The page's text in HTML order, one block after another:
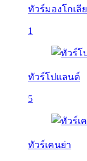
ทัวร์มองโกเลีย
1
ทัวร์โปแลนด์
5
ทัวร์เคนย่า